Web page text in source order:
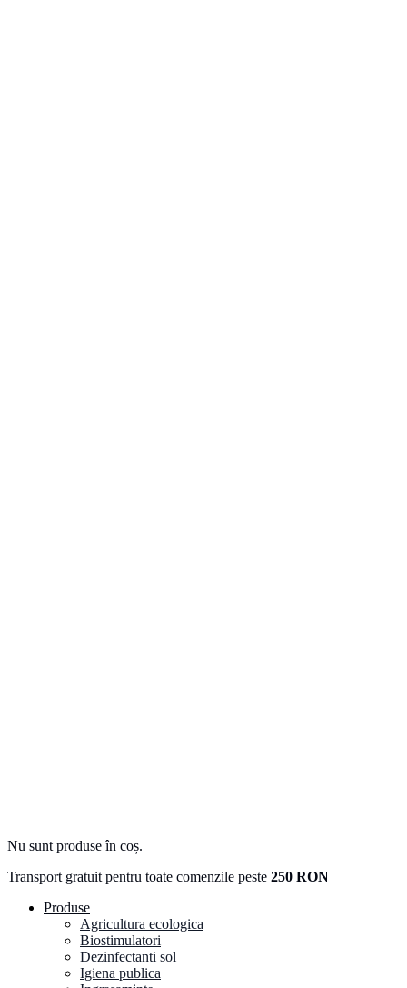
Nu sunt produse în coș.
Transport gratuit pentru toate comenzile peste 250 RON
Produse
Agricultura ecologica
Biostimulatori
Dezinfectanti sol
Igiena publica